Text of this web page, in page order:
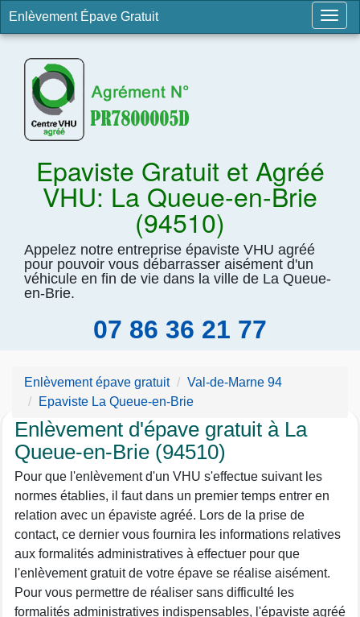
Enlèvement Épave Gratuit
Epaviste Gratuit et Agréé
VHU: La Queue-en-Brie
(94510)
Appelez notre entreprise épaviste VHU agréé
pour pouvoir vous débarrasser aisément d'un
véhicule en fin de vie dans la ville de La Queue-
en-Brie.
07 86 36 21 77
Enlèvement épave gratuit
Val-de-Marne 94
Epaviste La Queue-en-Brie
Enlèvement d'épave gratuit à La
Queue-en-Brie (94510)
Pour que l'enlèvement d'un VHU s'effectue suivant les
normes établies, il faut dans un premier temps entrer en
relation avec un épaviste agréé. Lors de la prise de
contact, ce dernier vous fournira les informations relatives
aux formalités administratives à effectuer pour que
l'enlèvement gratuit de votre épave se réalise aisément.
Pour vous permettre de réaliser sans difficulté les
formalités administratives indispensables, l'épaviste agréé